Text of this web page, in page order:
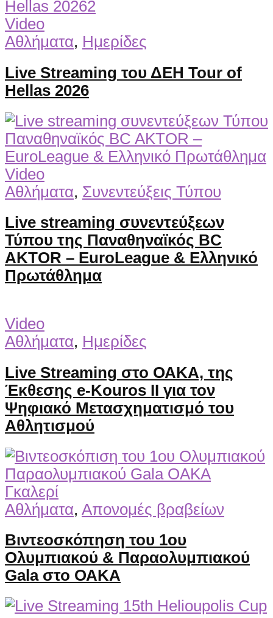
Video
Αθλήματα, Ημερίδες
Live Streaming του ΔΕΗ Tour of
Hellas 2026
Video
Αθλήματα, Συνεντεύξεις Τύπου
Live streaming συνεντεύξεων
Τύπου της Παναθηναϊκός BC
AKTOR – EuroLeague & Ελληνικό
Πρωτάθλημα
Video
Αθλήματα, Ημερίδες
Live Streaming στο ΟΑΚΑ, της
Έκθεσης e-Kouros II για τον
Ψηφιακό Μετασχηματισμό του
Αθλητισμού
Γκαλερί
Αθλήματα, Απονομές βραβείων
Βιντεοσκόπηση του 1ου
Ολυμπιακού & Παραολυμπιακού
Gala στο ΟΑΚΑ